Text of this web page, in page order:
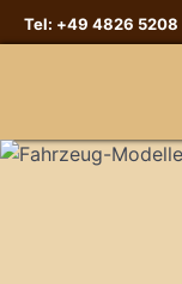
Tel: +49 4826